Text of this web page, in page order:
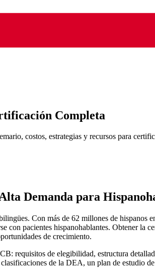
Completa
costos, estrategias y recursos para
Demanda para
Con más de 62 millones de hispanos
con pacientes hispanohablantes. Obtener la
de crecimiento.
requisitos de elegibilidad, estructura
de la DEA, un plan de estudio